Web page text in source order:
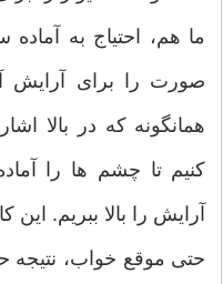
ما هم، احتیاج به آماده
صورت را برای آرایش
همانگونه که در بالا
کنیم تا چشم ها را
آرایش را بالا ببریم.
حتی موقع خواب، نتیجه